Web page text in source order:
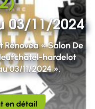
03/11/2024
Rénovéa « Salon De
hardelot
03/11/2024 ».
en détail